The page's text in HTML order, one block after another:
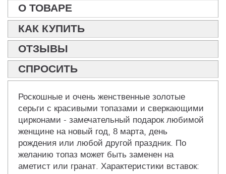
О ТОВАРЕ
КАК КУПИТЬ
ОТЗЫВЫ
СПРОСИТЬ
Роскошные и очень женственные золотые
серьги с красивыми топазами и сверкающими
цирконами - замечательный подарок любимой
женщине на новый год, 8 марта, день
рождения или любой другой праздник. По
желанию топаз может быть заменен на
аметист или гранат. Характеристики вставок: